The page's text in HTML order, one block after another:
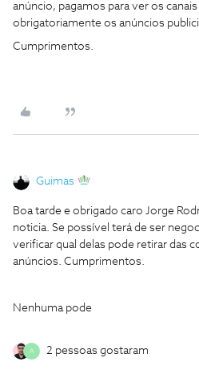
anúncio, pagamos para ver os
obrigatoriamente os anúncios
Cumprimentos.
Guimas
Boa tarde e obrigado caro Jorge
noticia. Se possível terá de ser
verificar qual delas pode retirar das
anúncios. Cumprimentos.
Nenhuma pode
A 2 pessoas gostaram